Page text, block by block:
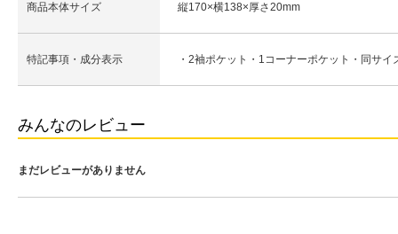
商品本体サイズ 縦170×横138×厚さ20mm
特記事項・成分表示 ・2袖ポケット・1コーナーポケット・同サ
みんなのレビュー
まだレビューがありません